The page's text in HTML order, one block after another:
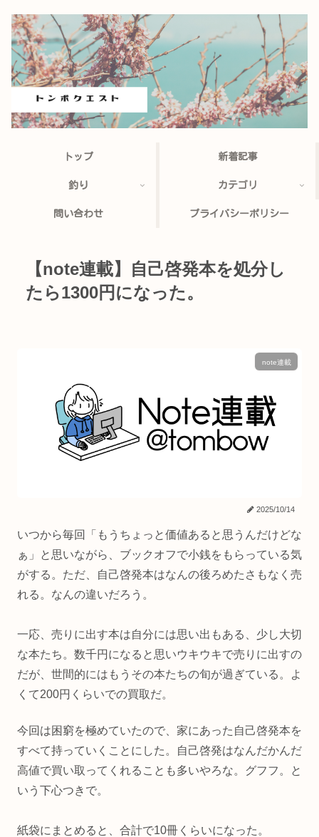
トップ 新着記事
釣り カテゴリ
問い合わせ プライバシーポリシー
【note連載】自己啓発本を処分し
たら1300円になった。
note連載
2025/10/14
いつから毎回「もうちょっと価値あると思うんだけどな
ぁ」と思いながら、ブックオフで小銭をもらっている気
がする。ただ、自己啓発本はなんの後ろめたさもなく売
れる。なんの違いだろう。
一応、売りに出す本は自分には思い出もある、少し大切
な本たち。数千円になると思いウキウキで売りに出すの
だが、世間的にはもうその本たちの旬が過ぎている。よ
くて200円くらいでの買取だ。
今回は困窮を極めていたので、家にあった自己啓発本を
すべて持っていくことにした。自己啓発はなんだかんだ
高値で買い取ってくれることも多いやろな。グフフ。と
いう下心つきで。
紙袋にまとめると、合計で10冊くらいになった。